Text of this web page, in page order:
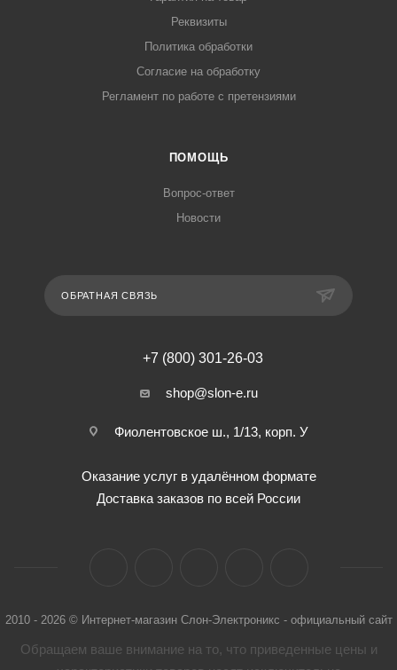
Реквизиты
Политика обработки
Согласие на обработку
Регламент по работе с претензиями
ПОМОЩЬ
Вопрос-ответ
Новости
ОБРАТНАЯ СВЯЗЬ
+7 (800) 301-26-03
shop@slon-e.ru
Фиолентовское ш., 1/13, корп. У
Оказание услуг в удалённом формате
Доставка заказов по всей России
2010 - 2026 © Интернет-магазин Слон-Электроникс - официальный сайт
Обращаем ваше внимание на то, что приведенные цены и